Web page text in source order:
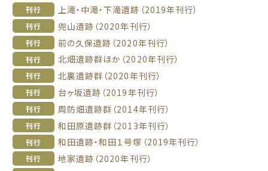
刊行 上滝・中滝・下滝遺跡（2019年刊行）
刊行 兜山遺跡（2020年刊行）
刊行 前の久保遺跡（2020年刊行）
刊行 北畑遺跡群ほか（2020年刊行）
刊行 北裏遺跡群（2020年刊行）
刊行 台ヶ坂遺跡（2019年刊行）
刊行 周防畑遺跡群（2014年刊行）
刊行 和田原遺跡群（2013年刊行）
刊行 和田遺跡・和田１号塚（2019年刊行）
刊行 地家遺跡（2020年刊行）